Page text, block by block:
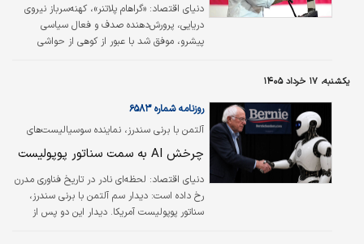
دنیای اقتصاد: «گراهام پلاتنر»، کهنه‌سرباز نیروی
دریایی، پرورش‌دهنده صدف و فعال سیاسی
پیشرو، موفق شد با عبور از کوهی از حواشی
میلز» (فرماندار ایالت) و «دیوید کاستلو» را با
اختلافی قاطع در هم کوبید. پیروزی روز سه‌شنبه،
نقطه اوج صعودی حیرت‌انگیز برای نامزدی است
که تاکنون هیچ منصب انتخابی نداشته است.
کمپین پلاتنر همواره زیر سایه اخبار منفی و
رسوایی‌هایی قرار داشت که…
یکشنبه، ۱۷ خرداد ۱۴۰۵
آلتمن با برنی سندرز، نماینده سوسیالیست‌های
افراطی دیدار کرد
روزنامه شماره ۶۵۸۳
چرخش AI به سمت سناتور پوپولیست
دنیای اقتصاد: لحظه‌ای نادر در تاریخ فناوری مدرن
رخ داده است: دیدار سم آلتمن با برنی سندرز،
سناتور پوپولیست آمریکا. دیدار این دو پس از